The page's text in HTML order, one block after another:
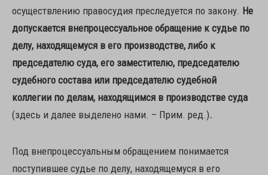
осуществлению правосудия преследуется по закону. Не
допускается внепроцессуальное обращение к судье по
делу, находящемуся в его производстве, либо к
председателю суда, его заместителю, председателю
судебного состава или председателю судебной
коллегии по делам, находящимся в производстве суда
(здесь и далее выделено нами. – Прим. ред.).
Под внепроцессуальным обращением понимается
поступившее судье по делу, находящемуся в его